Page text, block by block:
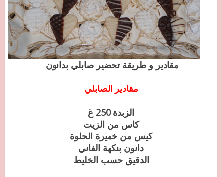
مقادير و طريقة تحضير صابلي بدانون
مقادير الصابلي
الزبدة 250 غ
كاس من الزيت
كيس من خميرة الحلوة
دانون بنكهة الفاني
الدقيق حسب الخليط